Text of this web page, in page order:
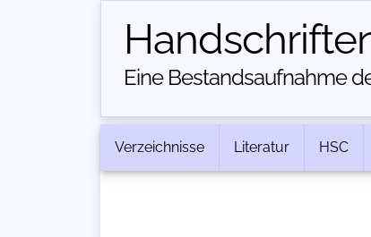
Eine Bestandsaufnahme
Verzeichnisse Literatur HSC